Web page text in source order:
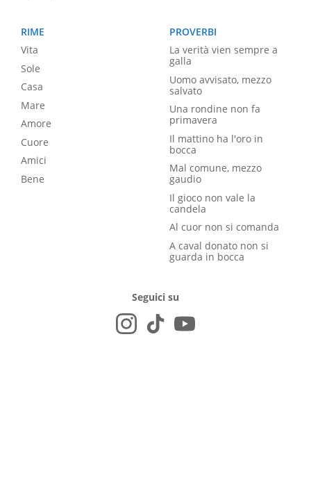
RIME
Vita
Sole
Casa
Mare
Amore
Cuore
Amici
Bene
PROVERBI
La verità vien sempre a
galla
Uomo avvisato, mezzo
salvato
Una rondine non fa
primavera
Il mattino ha l'oro in
bocca
Mal comune, mezzo
gaudio
Il gioco non vale la
candela
Al cuor non si comanda
A caval donato non si
guarda in bocca
Seguici su